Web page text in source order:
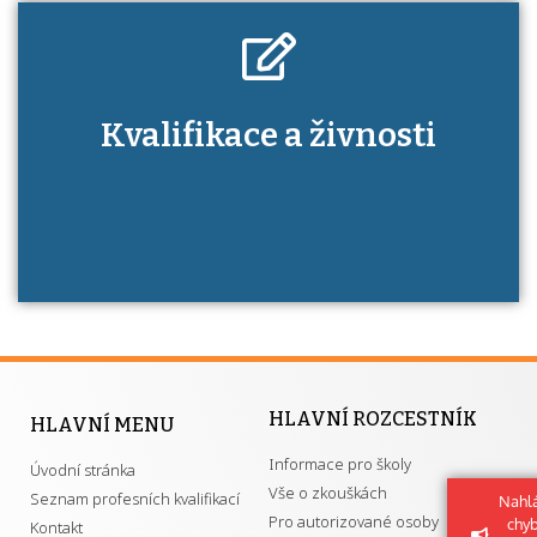
Kdo je to autorizovaná osoba a jaké výhody
má získání autorizace?
Kvalifikace a živnosti
HLAVNÍ MENU
Úvodní stránka
Seznam profesních kvalifikací
Kontakt
HLAVNÍ ROZCESTNÍK
Informace pro školy
Vše o zkouškách
Pro autorizované osoby